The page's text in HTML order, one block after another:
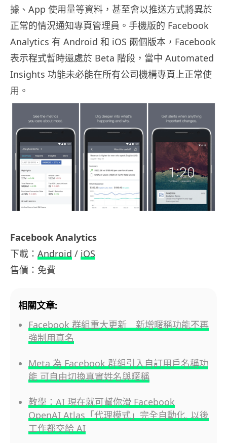
據、App 使用量等資料，甚至會以推送方式將異於
正常的情況通知專頁管理員。手機版的 Facebook
Analytics 有 Android 和 iOS 兩個版本，Facebook
表示程式暫時還處於 Beta 階段，當中 Automated
Insights 功能未必能在所有公司機構專頁上正常使
用。
Facebook Analytics
下載： Android / iOS
售價：免費
相關文章:
Facebook 群組重大更新 新增暱稱功能不再
強制用真名
Meta 為 Facebook 群組引入自訂用戶名稱功
能 可自由切換真實姓名與暱稱
教學：AI 現在就可幫你滑 Facebook
OpenAI Atlas「代理模式」完全自動化, 以後
工作都交給 AI